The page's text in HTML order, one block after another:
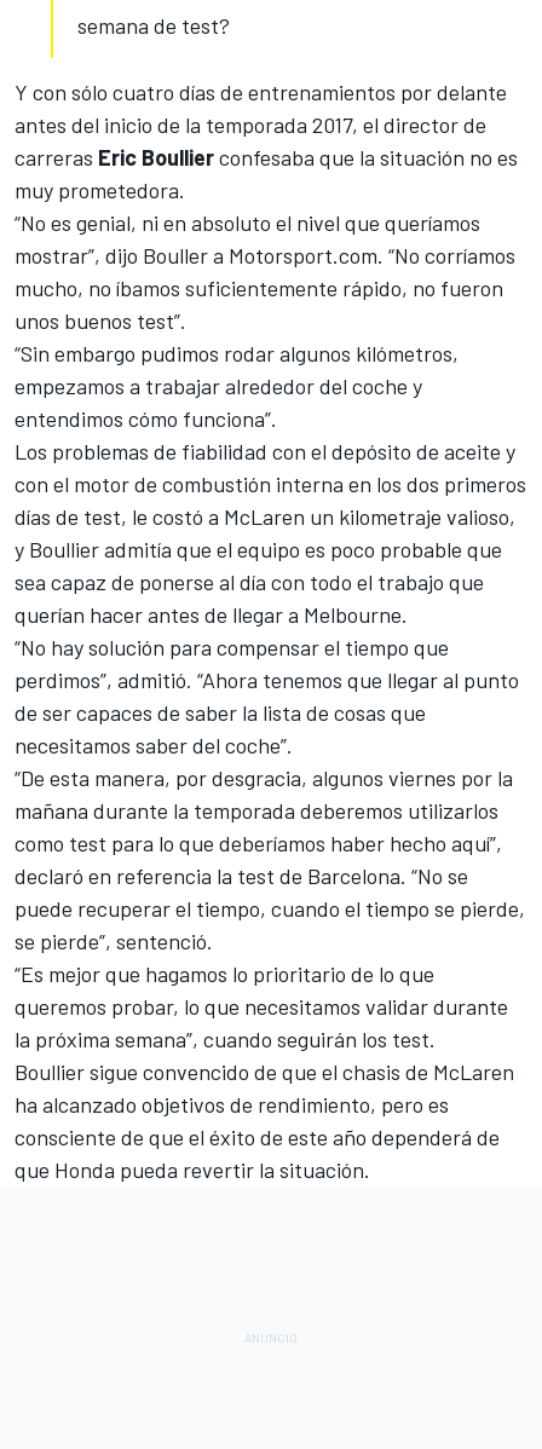
semana de test?
Y con sólo cuatro días de entrenamientos por delante
antes del inicio de la temporada 2017, el director de
carreras Eric Boullierconfesaba que la situación no es
muy prometedora.
“No es genial, ni en absoluto el nivel que queríamos
mostrar”, dijo Bouller a Motorsport.com. “No corríamos
mucho, no íbamos suficientemente rápido, no fueron
unos buenos test”.
“Sin embargo pudimos rodar algunos kilómetros,
empezamos a trabajar alrededor del coche y
entendimos cómo funciona”.
Los problemas de fiabilidad con el depósito de aceite y
con el motor de combustión interna en los dos primeros
días de test, le costó a McLaren un kilometraje valioso,
y Boullier admitía que el equipo es poco probable que
sea capaz de ponerse al día con todo el trabajo que
querían hacer antes de llegar a Melbourne.
“No hay solución para compensar el tiempo que
perdimos”, admitió. “Ahora tenemos que llegar al punto
de ser capaces de saber la lista de cosas que
necesitamos saber del coche”.
“De esta manera, por desgracia, algunos viernes por la
mañana durante la temporada deberemos utilizarlos
como test para lo que deberíamos haber hecho aquí”,
declaró en referencia la test de Barcelona. “No se
puede recuperar el tiempo, cuando el tiempo se pierde,
se pierde”, sentenció.
“Es mejor que hagamos lo prioritario de lo que
queremos probar, lo que necesitamos validar durante
la próxima semana”, cuando seguirán los test.
Boullier sigue convencido de que el chasis de McLaren
ha alcanzado objetivos de rendimiento, pero es
consciente de que el éxito de este año dependerá de
que Honda pueda revertir la situación.